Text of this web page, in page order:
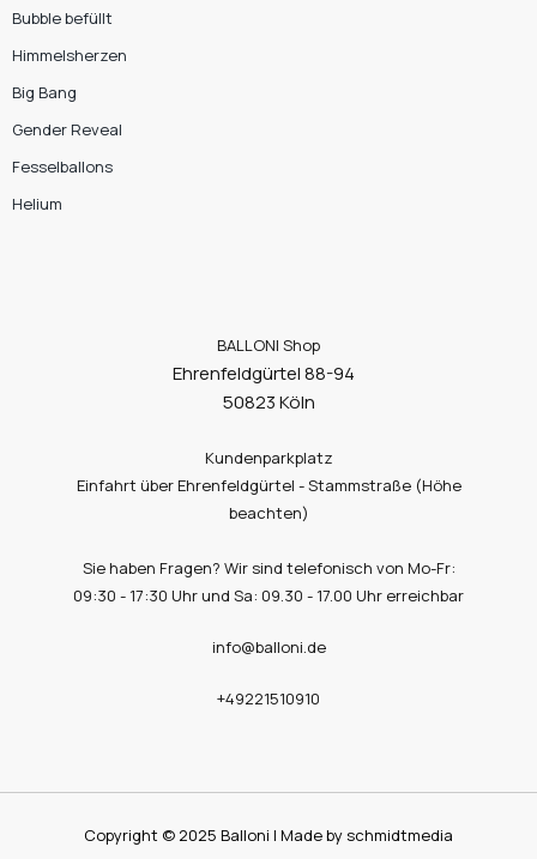
Bubble befüllt
Himmelsherzen
Big Bang
Gender Reveal
Fesselballons
Helium
BALLONI Shop
Ehrenfeldgürtel 88-94
50823 Köln
Kundenparkplatz
Einfahrt über Ehrenfeldgürtel - Stammstraße (Höhe
beachten)
Sie haben Fragen? Wir sind telefonisch von Mo-Fr:
09:30 - 17:30 Uhr und Sa: 09.30 - 17.00 Uhr erreichbar
info@balloni.de
+49221510910
Copyright © 2025 Balloni | Made by schmidtmedia